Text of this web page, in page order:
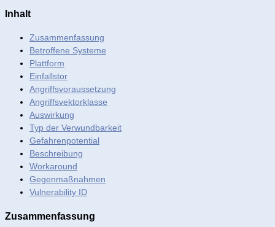
Inhalt
Zusammenfassung
Betroffene Systeme
Plattform
Einfallstor
Angriffsvoraussetzung
Angriffsvektorklasse
Auswirkung
Typ der Verwundbarkeit
Gefahrenpotential
Beschreibung
Workaround
Gegenmaßnahmen
Vulnerability ID
Zusammenfassung